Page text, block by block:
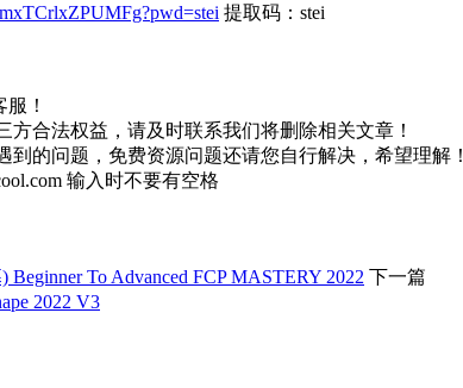
提取码：stei
！
合法权益，请及时联系我们将删除相关文章！
的问题，免费资源问题还请您自行解决，希望理解！
输入时不要有空格
To Advanced FCP MASTERY 2022 下一篇
2022 V3